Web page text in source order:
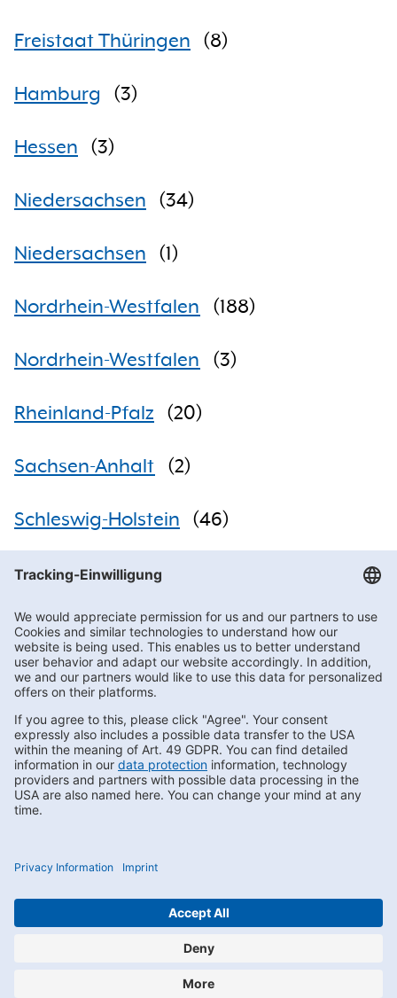
Freistaat Thüringen (8)
Hamburg (3)
Hessen (3)
Niedersachsen (34)
Niedersachsen (1)
Nordrhein-Westfalen (188)
Nordrhein-Westfalen (3)
Rheinland-Pfalz (20)
Sachsen-Anhalt (2)
Schleswig-Holstein (46)
Getränke Hoffmann
Subscribe to Newsletter
Privacy
Compliance
Impressum